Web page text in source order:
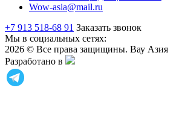
Wow-asia@mail.ru
+7 913 518-68 91 Заказать звонок
Мы в социальных сетях:
2026 © Все права защищины. Вау Азия
Разработано в